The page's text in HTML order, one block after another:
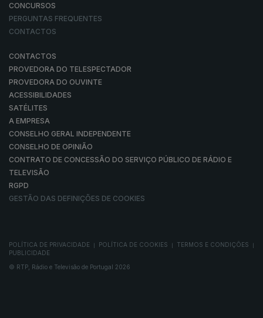
CONCURSOS
PERGUNTAS FREQUENTES
CONTACTOS
CONTACTOS
PROVEDORA DO TELESPECTADOR
PROVEDORA DO OUVINTE
ACESSIBILIDADES
SATÉLITES
A EMPRESA
CONSELHO GERAL INDEPENDENTE
CONSELHO DE OPINIÃO
CONTRATO DE CONCESSÃO DO SERVIÇO PÚBLICO DE RÁDIO E
TELEVISÃO
RGPD
GESTÃO DAS DEFINIÇÕES DE COOKIES
POLÍTICA DE PRIVACIDADE POLÍTICA DE COOKIES TERMOS E CONDIÇÕES
PUBLICIDADE
© RTP, Rádio e Televisão de Portugal 2026